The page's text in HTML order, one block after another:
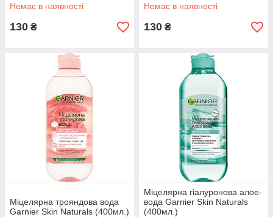
Немає в наявності
130 ₴
Немає в наявності
130 ₴
Міцелярна трояндова вода
Garnier Skin Naturals (400мл.)
Міцелярна гіалуронова алое-
вода Garnier Skin Naturals
(400мл.)